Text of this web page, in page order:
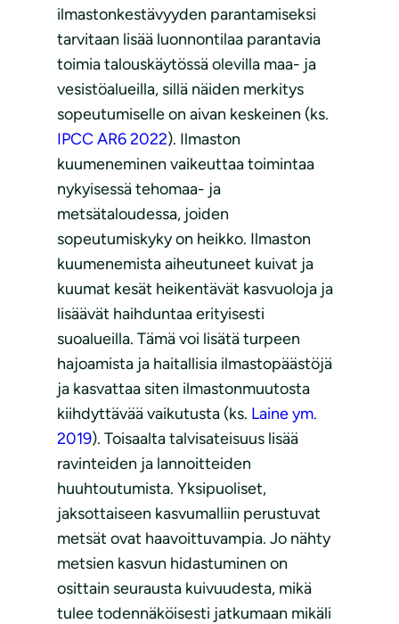
ilmastonkestävyyden parantamiseksi
tarvitaan lisää luonnontilaa parantavia
toimia talouskäytössä olevilla maa- ja
vesistöalueilla, sillä näiden merkitys
sopeutumiselle on aivan keskeinen (ks.
IPCC AR6 2022). Ilmaston
kuumeneminen vaikeuttaa toimintaa
nykyisessä tehomaa- ja
metsätaloudessa, joiden
sopeutumiskyky on heikko. Ilmaston
kuumenemista aiheutuneet kuivat ja
kuumat kesät heikentävät kasvuoloja ja
lisäävät haihduntaa erityisesti
suoalueilla. Tämä voi lisätä turpeen
hajoamista ja haitallisia ilmastopäästöjä
ja kasvattaa siten ilmastonmuutosta
kiihdyttävää vaikutusta (ks. Laine ym.
2019). Toisaalta talvisateisuus lisää
ravinteiden ja lannoitteiden
huuhtoutumista. Yksipuoliset,
jaksottaiseen kasvumalliin perustuvat
metsät ovat haavoittuvampia. Jo nähty
metsien kasvun hidastuminen on
osittain seurausta kuivuudesta, mikä
tulee todennäköisesti jatkumaan mikäli